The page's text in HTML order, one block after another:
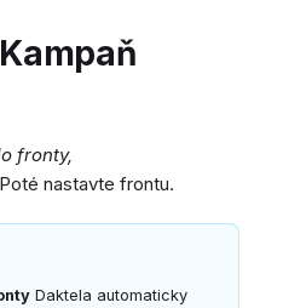
fronty,
nastavte frontu.
Daktela automaticky